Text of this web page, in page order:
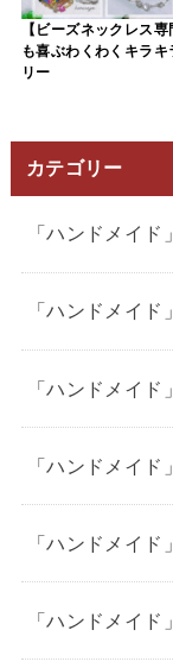
【ビーズネックレス
も喜ぶわくわくキラ
リー
カテゴリー
「ハンドメイ
「ハンドメイ
「ハンドメイ
「ハンドメイ
「ハンドメイ
「ハンドメイ